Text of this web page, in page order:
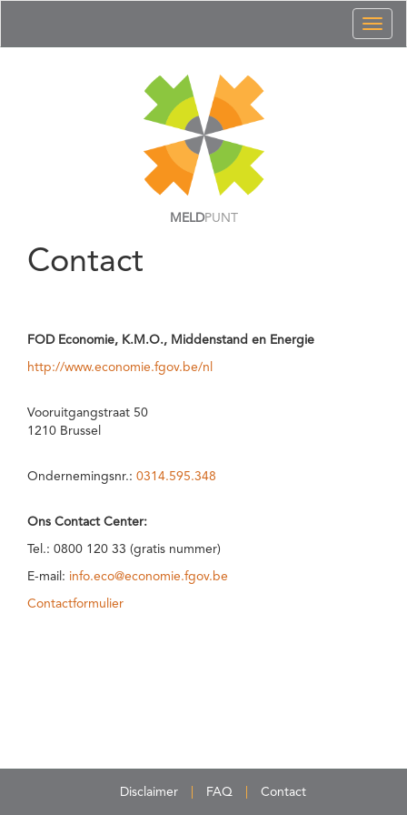
MELDPUNT
Contact
FOD Economie, K.M.O., Middenstand en Energie
http://www.economie.fgov.be/nl
Vooruitgangstraat 50
1210 Brussel
Ondernemingsnr.: 0314.595.348
Ons Contact Center:
Tel.: 0800 120 33 (gratis nummer)
E-mail: info.eco@economie.fgov.be
Contactformulier
Disclaimer FAQ Contact